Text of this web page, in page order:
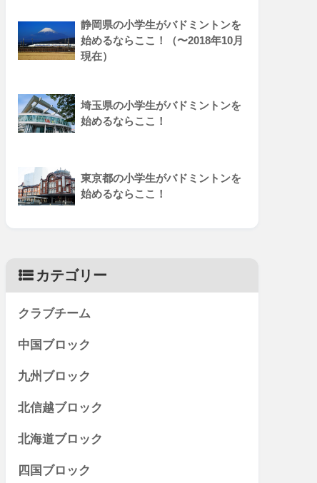
静岡県の小学生がバドミントンを
始めるならここ！（〜2018年10月
現在）
埼玉県の小学生がバドミントンを
始めるならここ！
東京都の小学生がバドミントンを
始めるならここ！
カテゴリー
クラブチーム
中国ブロック
九州ブロック
北信越ブロック
北海道ブロック
四国ブロック